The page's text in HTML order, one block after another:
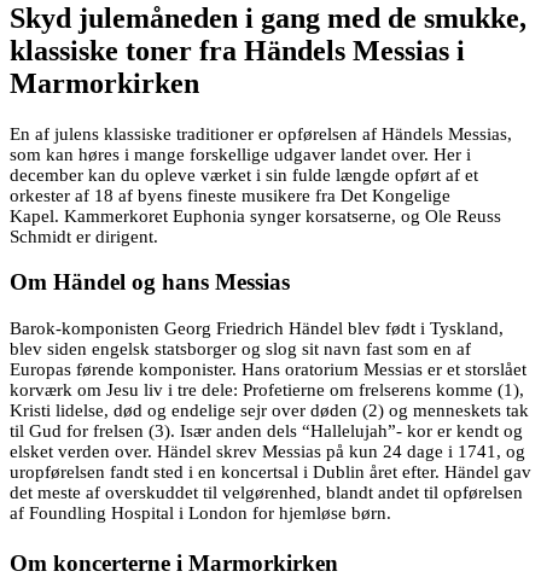
Skyd julemåneden i gang med de smukke,
klassiske toner fra Händels Messias i
Marmorkirken
En af julens klassiske traditioner er opførelsen af Händels Messias,
som kan høres i mange forskellige udgaver landet over. Her i
december kan du opleve værket i sin fulde længde opført af et
orkester af 18 af byens fineste musikere fra Det Kongelige
Kapel. Kammerkoret Euphonia synger korsatserne, og Ole Reuss
Schmidt er dirigent.
Om Händel og hans Messias
Barok-komponisten Georg Friedrich Händel blev født i Tyskland,
blev siden engelsk statsborger og slog sit navn fast som en af
Europas førende komponister. Hans oratorium Messias er et storslået
korværk om Jesu liv i tre dele: Profetierne om frelserens komme (1),
Kristi lidelse, død og endelige sejr over døden (2) og menneskets tak
til Gud for frelsen (3). Især anden dels “Hallelujah”- kor er kendt og
elsket verden over. Händel skrev Messias på kun 24 dage i 1741, og
uropførelsen fandt sted i en koncertsal i Dublin året efter. Händel gav
det meste af overskuddet til velgørenhed, blandt andet til opførelsen
af Foundling Hospital i London for hjemløse børn.
Om koncerterne i Marmorkirken